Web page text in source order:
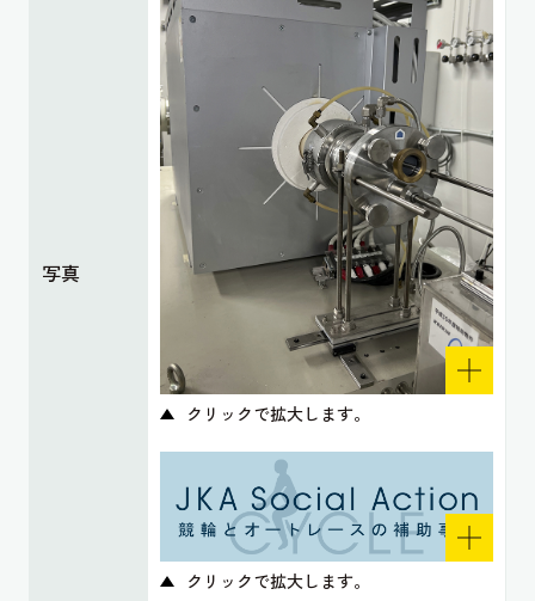
写真
クリックで拡大します。
クリックで拡大します。